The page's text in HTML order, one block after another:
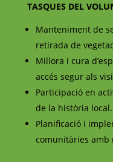
TASQUES DEL
Manteniment de
retirada de
Millora i cura
accés segur als
Participació en
de la història local.
Planificació i
comunitàries amb